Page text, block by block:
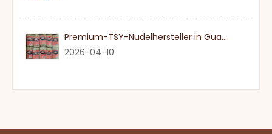
Premium-TSY-Nudelhersteller in Guangdong
2026-04-10